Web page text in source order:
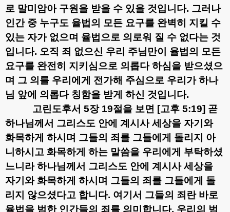
로 말미암아 구원을 받을 수 있을 것입니다. 그러나
인간 중 누구도 율법의 모든 요구를 완벽히 지킬 수
있는 자가 없으며 율법으로 의로워 질 수 없다는 것
입니다. 오직 죄 없으신 우리 주님만이 율법의 모든
요구를 완전히 지키심으로 의롭다 하심을 받으셨으
며 그 의를 우리에게 전가해 주심으로 우리가 하나
님 앞에 의롭다 칭함을 받게 하신 것입니다.
고린도후서5장 19절을 보면 [고후 5:19] 곧
하나님께서 그리스도 안에 계시사 세상을 자기와
화목하게 하시며 그들의 죄를 그들에게 돌리지 아
니하시고 화목하게 하는 말씀을 우리에게 부탁하셨
느니라하나님께서 그리스도 안에 계시사 세상을
자기와 화목하게 하시며 그들의 죄를 그들에게 돌
리지 않으셨다고 합니다. 여기서 그들의 죄란 바로
율법을 범한 인간들의 죄를 의미합니다. 우리의 범